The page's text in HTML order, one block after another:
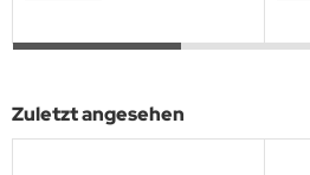
Zuletzt angesehen